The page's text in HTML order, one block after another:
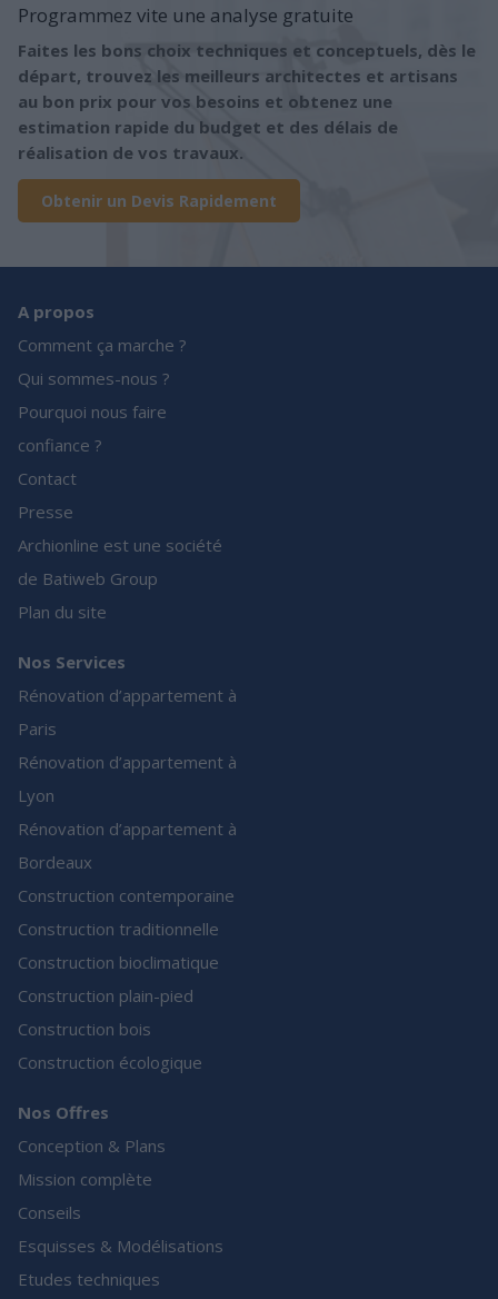
Programmez vite une analyse gratuite
Faites les bons choix techniques et conceptuels, dès le
départ, trouvez les meilleurs architectes et artisans
au bon prix pour vos besoins et obtenez une
estimation rapide du budget et des délais de
réalisation de vos travaux.
Obtenir un Devis Rapidement
A propos
Comment ça marche ?
Qui sommes-nous ?
Pourquoi nous faire
confiance ?
Contact
Presse
Archionline est une société
de Batiweb Group
Plan du site
Nos Services
Rénovation d’appartement à
Paris
Rénovation d’appartement à
Lyon
Rénovation d’appartement à
Bordeaux
Construction contemporaine
Construction traditionnelle
Construction bioclimatique
Construction plain-pied
Construction bois
Construction écologique
Nos Offres
Conception & Plans
Mission complète
Conseils
Esquisses & Modélisations
Etudes techniques